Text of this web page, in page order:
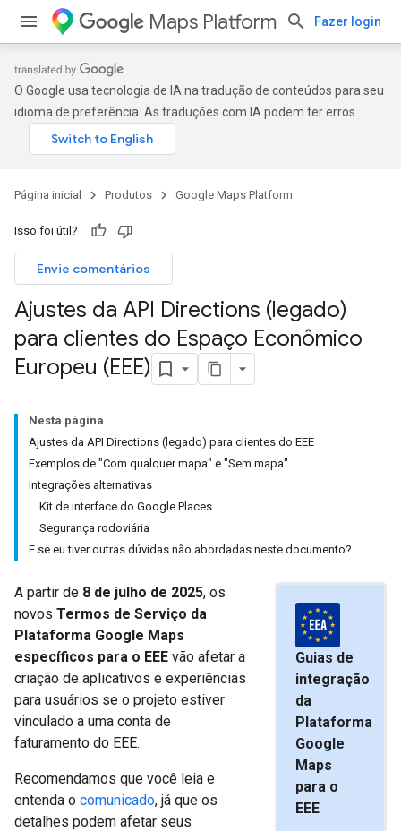
Maps Platform Fazer login
O Google usa tecnologia de IA na tradução de conteúdos para seu
idioma de preferência. As traduções com IA podem ter erros.
Página inicial Produtos Google Maps Platform
Isso foi útil?
Envie comentários
Ajustes da API Directions (legado)
para clientes do Espaço Econômico
Europeu (EEE)
Nesta página
Ajustes da API Directions (legado) para clientes do EEE
Exemplos de "Com qualquer mapa" e "Sem mapa"
Integrações alternativas
Kit de interface do Google Places
Segurança rodoviária
E se eu tiver outras dúvidas não abordadas neste documento?
Guias de
integração
da
Plataforma
Google
Maps
para o
EEE
A partir de 8 de julho de 2025, os
novos Termos de Serviço da
Plataforma Google Maps
específicos para o EEE vão afetar a
criação de aplicativos e experiências
para usuários se o projeto estiver
vinculado a uma conta de
faturamento do EEE.
Recomendamos que você leia e
entenda o comunicado, já que os
detalhes podem afetar seus